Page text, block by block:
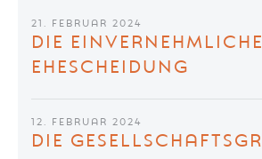
21. FEBRUAR 2024
DIE EINVERNEHMLICHE
EHESCHEIDUNG
12. FEBRUAR 2024
DIE